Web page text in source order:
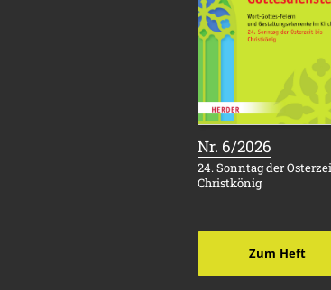
Nr. 6/2026
24. Sonntag der
Christkönig
Zum Heft